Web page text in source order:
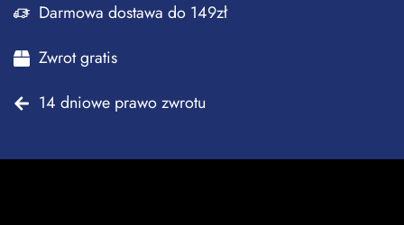
Darmowa dostawa do 149zł
Zwrot gratis
14 dniowe prawo zwrotu